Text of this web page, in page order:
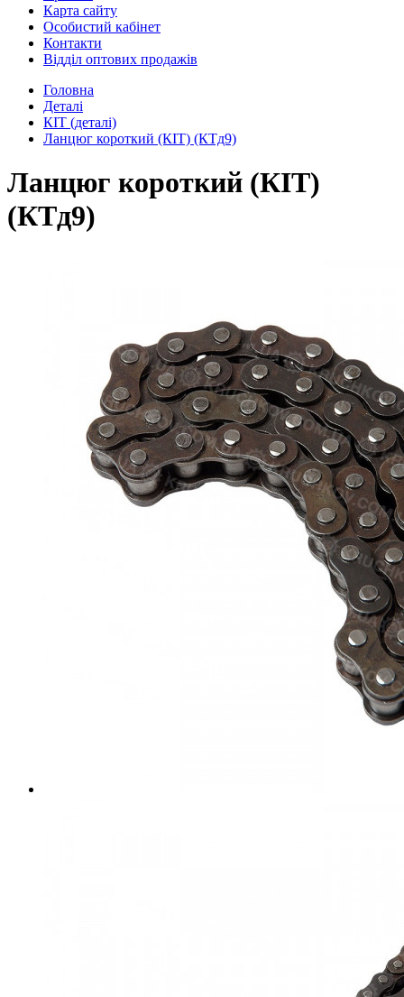
Карта сайту
Особистий кабінет
Контакти
Відділ оптових продажів
Головна
Деталі
КІТ (деталі)
Ланцюг короткий (КІТ) (КТд9)
Ланцюг короткий (КІТ)
(КТд9)